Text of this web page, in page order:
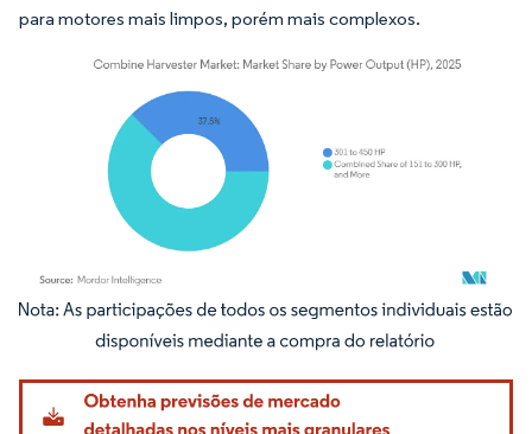
para motores mais limpos, porém mais complexos.
Imagem © Mordor Intelligence. O reuso requer atribuição conforme CC BY 4.0.